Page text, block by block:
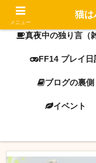
FF14
真夜中の独り言（
FF14 プレイ日
ブログの裏側
イベント
メニュー
猫は